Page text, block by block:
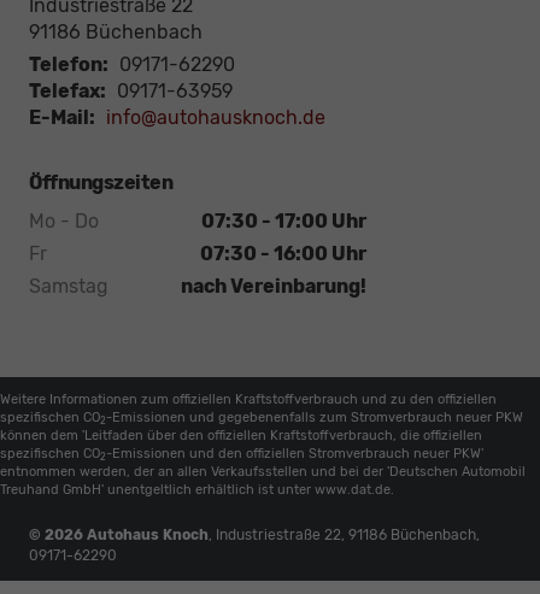
Industriestraße 22
91186 Büchenbach
Telefon: 09171-62290
Telefax: 09171-63959
E-Mail: info@autohausknoch.de
Öffnungszeiten
Mo - Do
07:30 - 17:00 Uhr
Fr
07:30 - 16:00 Uhr
Samstag
nach Vereinbarung!
Weitere Informationen zum offiziellen Kraftstoffverbrauch und zu den offiziellen
spezifischen CO2 -Emissionen und gegebenenfalls zum Stromverbrauch neuer PKW
können dem 'Leitfaden über den offiziellen Kraftstoffverbrauch, die offiziellen
spezifischen CO2 -Emissionen und den offiziellen Stromverbrauch neuer PKW'
entnommen werden, der an allen Verkaufsstellen und bei der 'Deutschen Automobil
Treuhand GmbH' unentgeltlich erhältlich ist unter www.dat.de.
© 2026 Autohaus Knoch, Industriestraße 22, 91186 Büchenbach,
09171-62290